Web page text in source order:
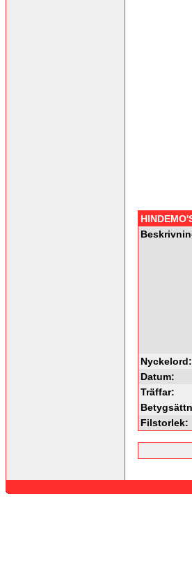
Nyckelord:
Datum:
Träffar:
Filstorlek: